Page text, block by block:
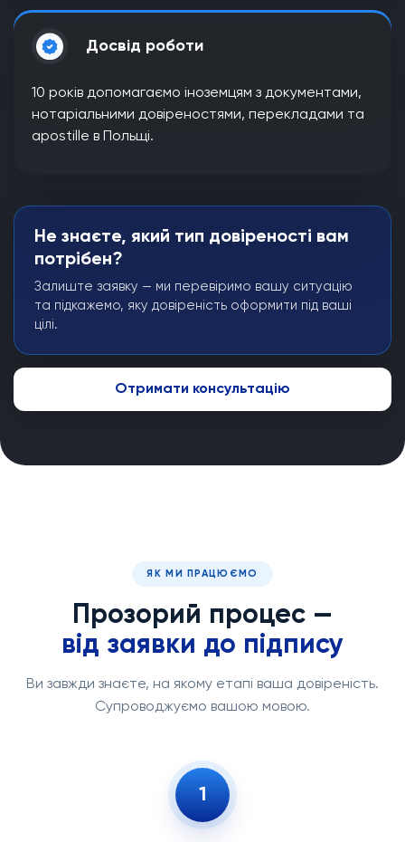
Досвід роботи
10 років допомагаємо іноземцям з документами,
нотаріальними довіреностями, перекладами та
apostille в Польщі.
Не знаєте, який тип довіреності вам
потрібен?
Залиште заявку — ми перевіримо вашу ситуацію
та підкажемо, яку довіреність оформити під ваші
цілі.
Отримати консультацію
ЯК МИ ПРАЦЮЄМО
Прозорий процес —
від заявки до підпису
Ви завжди знаєте, на якому етапі ваша довіреність.
Супроводжуємо вашою мовою.
1